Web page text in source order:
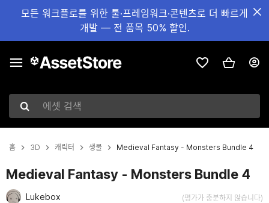
모든 워크플로를 위한 툴·프레임워크·콘텐츠로 더 빠르게
개발 — 전 품목 50% 할인.
에셋 검색
홈 3D 캐릭터 생물 Medieval Fantasy - Monsters Bundle 4
Medieval Fantasy - Monsters Bundle 4
Lukebox (평가가 충분하지 않습니다)